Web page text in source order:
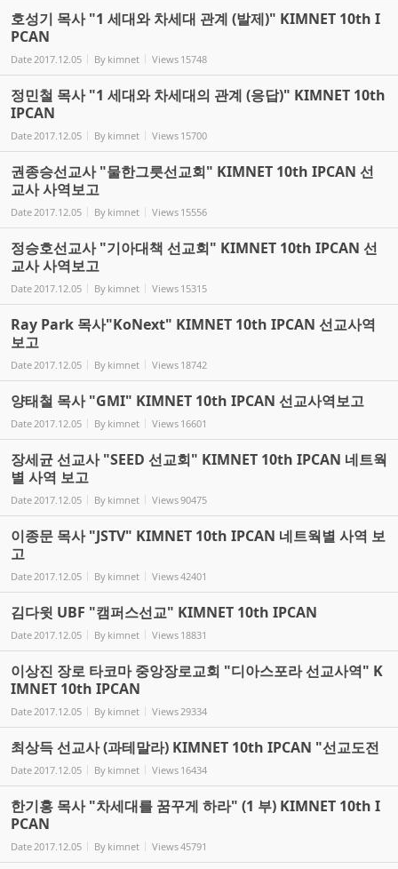
호성기 목사 "1 세대와 차세대 관계 (발제)" KIMNET 10th I
PCAN
Date2017.12.05 By kimnet Views 15748
정민철 목사 "1 세대와 차세대의 관계 (응답)" KIMNET 10th
IPCAN
Date2017.12.05 By kimnet Views 15700
권종승선교사 "물한그릇선교회" KIMNET 10th IPCAN 선
교사 사역보고
Date2017.12.05 By kimnet Views 15556
정승호선교사 "기아대책 선교회" KIMNET 10th IPCAN 선
교사 사역보고
Date2017.12.05 By kimnet Views 15315
Ray Park 목사"KoNext" KIMNET 10th IPCAN 선교사역
보고
Date2017.12.05 By kimnet Views 18742
양태철 목사 "GMI" KIMNET 10th IPCAN 선교사역보고
Date2017.12.05 By kimnet Views 16601
장세균 선교사 "SEED 선교회" KIMNET 10th IPCAN 네트웍
별 사역 보고
Date2017.12.05 By kimnet Views90475
이종문 목사 "JSTV" KIMNET 10th IPCAN 네트웍별 사역 보
고
Date2017.12.05 By kimnet Views42401
김다윗 UBF "캠퍼스선교" KIMNET 10th IPCAN
Date2017.12.05 By kimnet Views 18831
이상진 장로 타코마 중앙장로교회 "디아스포라 선교사역" K
IMNET 10th IPCAN
Date2017.12.05 By kimnet Views29334
최상득 선교사 (과테말라) KIMNET 10th IPCAN "선교도전
Date2017.12.05 By kimnet Views 16434
한기홍 목사 "차세대를 꿈꾸게 하라" (1 부) KIMNET 10th I
PCAN
Date2017.12.05 By kimnet Views45791